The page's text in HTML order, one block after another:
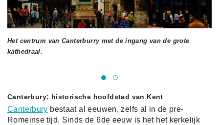
Het centrum van Canterburry met de ingang van de grote
kathedraal.
Canterbury: historische hoofdstad van Kent
Canterbury bestaat al eeuwen, zelfs al in de pre-
Romeinse tijd. Sinds de 6de eeuw is het het kerkelijk